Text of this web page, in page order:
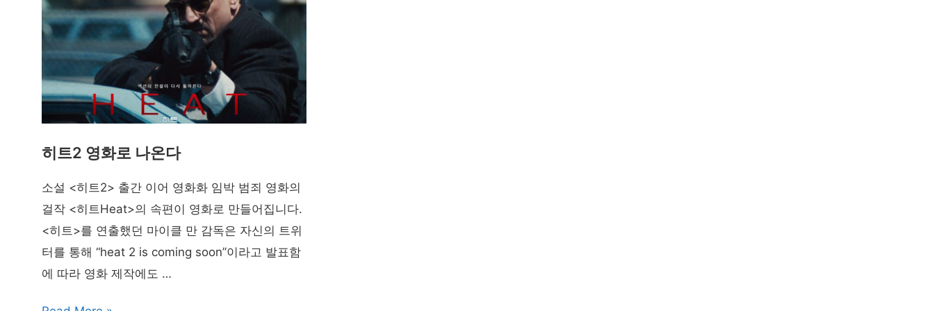
히트2 영화로 나온다
소설 <히트2> 출간 이어 영화화 임박 범죄 영화의
걸작 <히트Heat>의 속편이 영화로 만들어집니다.
<히트>를 연출했던 마이클 만 감독은 자신의 트위
터를 통해 “heat 2 is coming soon”이라고 발표함
에 따라 영화 제작에도 …